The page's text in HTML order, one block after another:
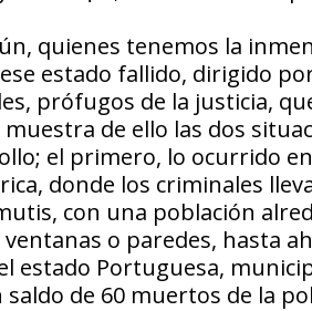
quienes tenemos la
estado fallido, dirigido
prófugos de la justicia,
de ello las dos
el primero, lo ocurrido
donde los criminales
con una población
o paredes, hasta
estado Portuguesa,
de 60 muertos de la